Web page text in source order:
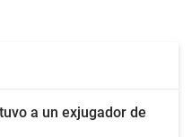
a un exjugador de